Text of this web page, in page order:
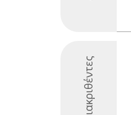
Διακριθέντες